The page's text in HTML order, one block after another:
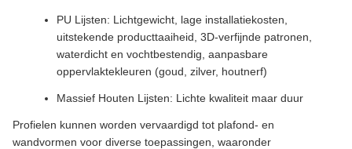
PU Lijsten: Lichtgewicht, lage installatiekosten,
uitstekende producttaaiheid, 3D-verfijnde patronen,
waterdicht en vochtbestendig, aanpasbare
oppervlaktekleuren (goud, zilver, houtnerf)
Massief Houten Lijsten: Lichte kwaliteit maar duur
Profielen kunnen worden vervaardigd tot plafond- en
wandvormen voor diverse toepassingen, waaronder